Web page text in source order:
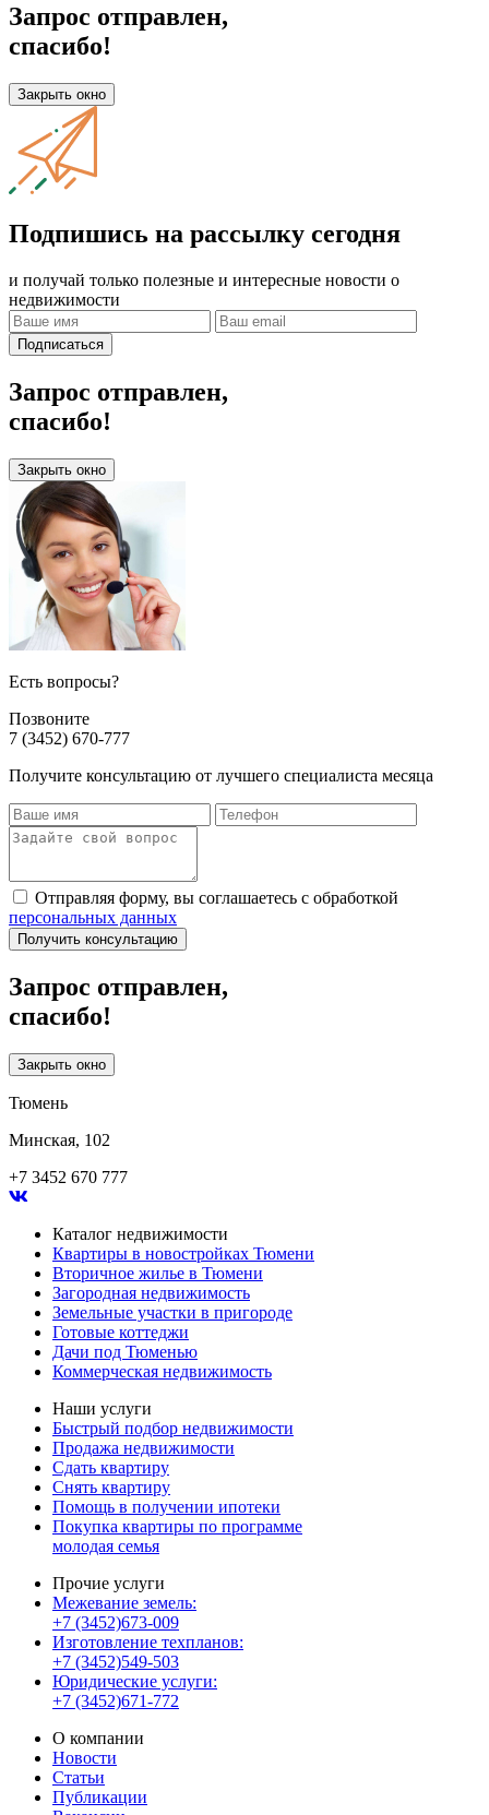
Запрос отправлен,
спасибо!
Закрыть окно
Подпишись на рассылку сегодня
и получай только полезные и интересные новости о
недвижимости
Подписаться
Запрос отправлен,
спасибо!
Закрыть окно
Есть вопросы?
Позвоните
7 (3452) 670-777
Получите консультацию от лучшего специалиста месяца
Отправляя форму, вы соглашаетесь с обработкой
персональных данных
Получить консультацию
Запрос отправлен,
спасибо!
Закрыть окно
Тюмень
Минская, 102
+7 3452 670 777
Каталог недвижимости
Квартиры в новостройках Тюмени
Вторичное жилье в Тюмени
Загородная недвижимость
Земельные участки в пригороде
Готовые коттеджи
Дачи под Тюменью
Коммерческая недвижимость
Наши услуги
Быстрый подбор недвижимости
Продажа недвижимости
Сдать квартиру
Снять квартиру
Помощь в получении ипотеки
Покупка квартиры по программе
молодая семья
Прочие услуги
Межевание земель:
+7 (3452)673-009
Изготовление техпланов:
+7 (3452)549-503
Юридические услуги:
+7 (3452)671-772
О компании
Новости
Статьи
Публикации